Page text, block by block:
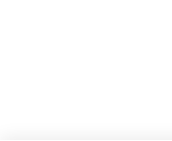
L'antica Metodo
Ammobiliare La